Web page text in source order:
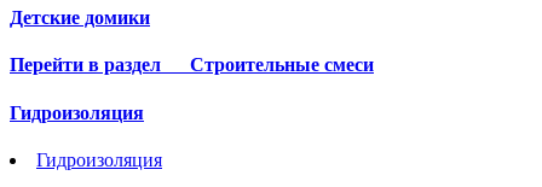
Детские домики
Перейти в раздел Строительные смеси
Гидроизоляция
Гидроизоляция